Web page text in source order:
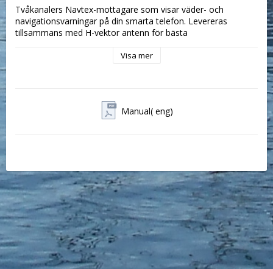
Tvåkanalers Navtex-mottagare som visar väder- och
navigationsvarningar på din smarta telefon. Levereras
tillsammans med H-vektor antenn för bästa
H-vektor antenn med 7 meters kabel.
518 och 490kHz mottagare
App för Androidoch Apple (Nasa Nav Tex BT LE)
finns att ladda ned på Google Play eller App-
store
App för Apple är under utveckling
Visa mer
Manual( eng)